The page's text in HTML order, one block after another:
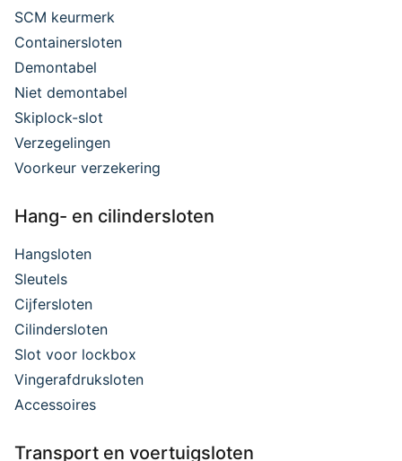
SCM keurmerk
Containersloten
Demontabel
Niet demontabel
Skiplock-slot
Verzegelingen
Voorkeur verzekering
Hang- en cilindersloten
Hangsloten
Sleutels
Cijfersloten
Cilindersloten
Slot voor lockbox
Vingerafdruksloten
Accessoires
Transport en voertuigsloten